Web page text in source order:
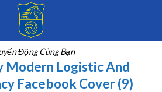
Động Cùng Bạn
Modern Logistic And
Facebook Cover (9)